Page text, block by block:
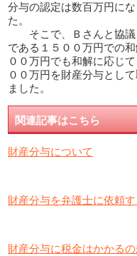
分与の認定は数百万円に
た。
そこで、Ｂさんと協議
である１５００万円での
００万円でも和解に応じ
００万円を財産分与とし
ました。
関連記事はこちら
財産分与について
財産分与を弁護士に依頼
財産分与に税金はかかる